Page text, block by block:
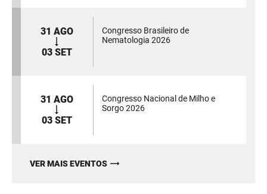
31 AGO
03 SET
Congresso Brasileiro de
Nematologia 2026
31 AGO
03 SET
Congresso Nacional de Milho e
Sorgo 2026
VER MAIS EVENTOS